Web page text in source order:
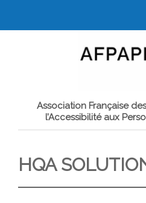
Association Française
l’Accessibilité aux
HQA